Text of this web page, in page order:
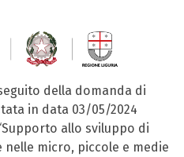
seguito della domanda di
in data 03/05/2024
allo sviluppo di
micro, piccole e medie